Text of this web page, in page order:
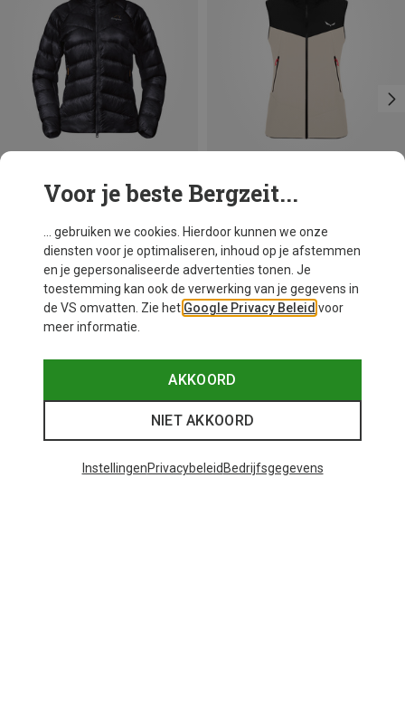
Je bespaart 16%
Salewa
Dames Sella DST Bodywarmer
€ 136,70
XXS XS
XL
Voor je beste Bergzeit...
... gebruiken we cookies. Hierdoor kunnen we onze
diensten voor je optimaliseren, inhoud op je afstemmen
en je gepersonaliseerde advertenties tonen. Je
toestemming kan ook de verwerking van je gegevens in
de VS omvatten. Zie het Google Privacy Beleid voor
meer informatie.
AKKOORD
NIET AKKOORD
InstellingenPrivacybeleid Bedrijfsgegevens